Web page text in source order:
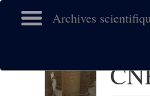
Archives